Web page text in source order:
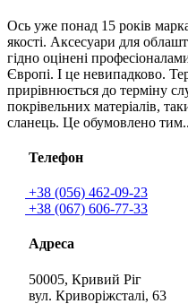
Ось уже понад 15 років
якості. Аксесуари для
гідно оцінені
Європі. І це невипадково.
прирівнюється до терміну
покрівельних матеріалів,
сланець. Це обумовлено
Телефон
+38 (056) 462-09-23
+38 (067) 606-77-33
Адреса
50005, Кривий Ріг
вул. Криворіжсталі, 63